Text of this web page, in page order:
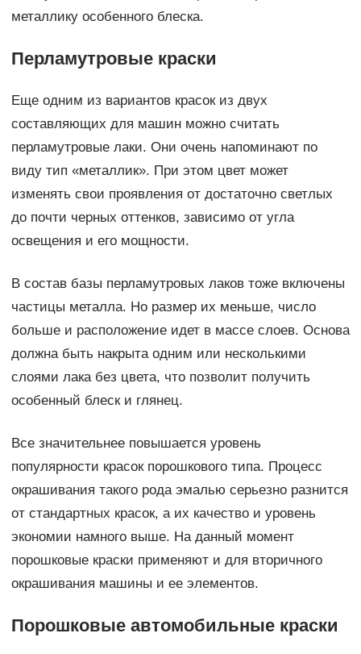
металлику особенного блеска.
Перламутровые краски
Еще одним из вариантов красок из двух
составляющих для машин можно считать
перламутровые лаки. Они очень напоминают по
виду тип «металлик». При этом цвет может
изменять свои проявления от достаточно светлых
до почти черных оттенков, зависимо от угла
освещения и его мощности.
В состав базы перламутровых лаков тоже включены
частицы металла. Но размер их меньше, число
больше и расположение идет в массе слоев. Основа
должна быть накрыта одним или несколькими
слоями лака без цвета, что позволит получить
особенный блеск и глянец.
Все значительнее повышается уровень
популярности красок порошкового типа. Процесс
окрашивания такого рода эмалью серьезно разнится
от стандартных красок, а их качество и уровень
экономии намного выше. На данный момент
порошковые краски применяют и для вторичного
окрашивания машины и ее элементов.
Порошковые автомобильные краски